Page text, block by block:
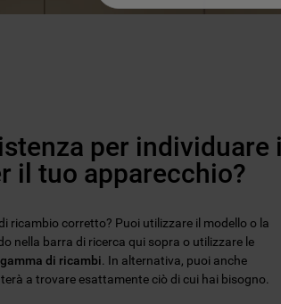
per individuare il
il tuo apparecchio?
ricambio corretto? Puoi utilizzare il modello o la
nella barra di ricerca qui sopra o utilizzare le
gamma di ricambi. In alternativa, puoi anche
a trovare esattamente ciò di cui hai bisogno.